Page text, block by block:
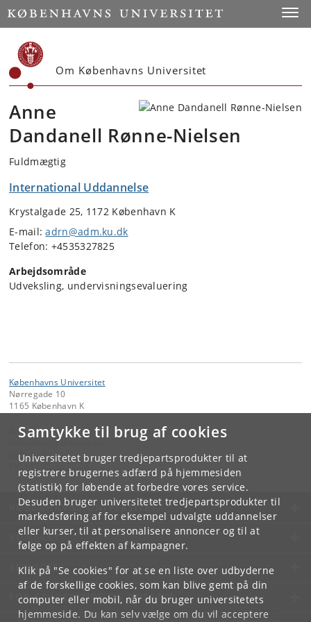
Samtykke til brug af cookies
Universitetet bruger tredjepartsprodukter til at
registrere brugernes adfærd på hjemmesiden
(statistik) for løbende at forbedre vores service.
Desuden bruger universitetet tredjepartsprodukter til
markedsføring af for eksempel udvalgte uddannelser
eller kurser, til at personalisere annoncer og til at
følge op på effekten af kampagner.
Klik på "Se cookies" for at se en liste over udbyderne
af de forskellige cookies, som kan blive gemt på din
computer eller mobil, når du bruger universitetets
hjemmeside. Du kan selv vælge om du vil acceptere
Start
Om Københavns Universitet
Anne
Dandanell Rønne-Nielsen
Fuldmægtig
International Uddannelse
Krystalgade 25, 1172 København K
E-mail:adrn@adm.ku.dk
Telefon: +4535327825
Arbejdsområde
Udveksling, undervisningsevaluering
Københavns Universitet
Nørregade 10
1165 København K
Kontakt:
Københavns Universitet
@ku.dk
KØBENHAVNS UNIVERSITET
KONTAKT
SERVICES
FOR STUDERENDE OG ANSATTE